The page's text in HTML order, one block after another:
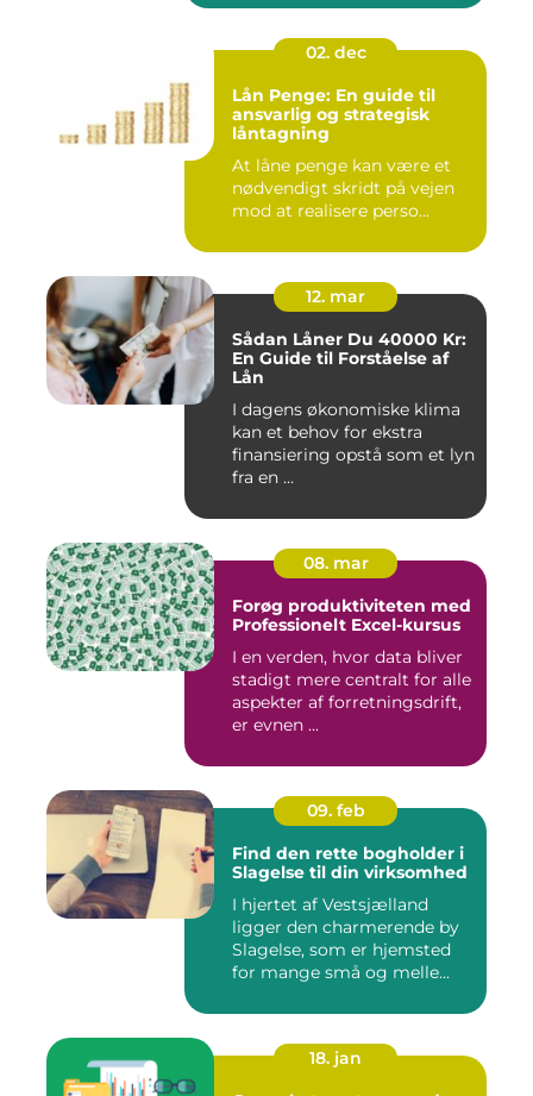
02. dec
Lån Penge: En guide til
ansvarlig og strategisk
låntagning
At låne penge kan være et
nødvendigt skridt på vejen
mod at realisere perso...
12. mar
Sådan Låner Du 40000 Kr:
En Guide til Forståelse af
Lån
I dagens økonomiske klima
kan et behov for ekstra
finansiering opstå som et lyn
fra en ...
08. mar
Forøg produktiviteten med
Professionelt Excel-kursus
I en verden, hvor data bliver
stadigt mere centralt for alle
aspekter af forretningsdrift,
er evnen ...
09. feb
Find den rette bogholder i
Slagelse til din virksomhed
I hjertet af Vestsjælland
ligger den charmerende by
Slagelse, som er hjemsted
for mange små og melle...
18. jan